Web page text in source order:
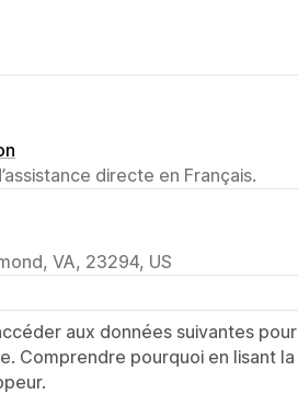
directe en Français.
VA, 23294, US
aux données suivantes pour
Comprendre pourquoi en lisant la